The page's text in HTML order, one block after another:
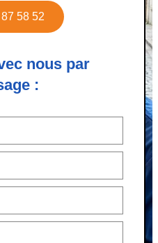
58 52
nous par
: